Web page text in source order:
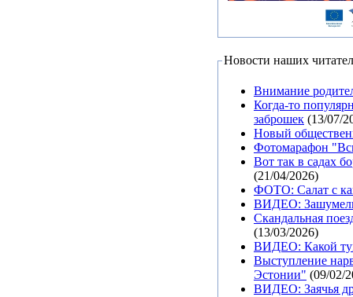
Новости наших
Внимание
Когда-то
заброшек (13/07/
Новый
Фотомарафон
Вот так в садах
(21/04/2026)
ФОТО: Салат с
ВИДЕО: Зашумели
Скандальная
(13/03/2026)
ВИДЕО: Какой
Выступление
Эстонии" (09/02/
ВИДЕО: Заячья